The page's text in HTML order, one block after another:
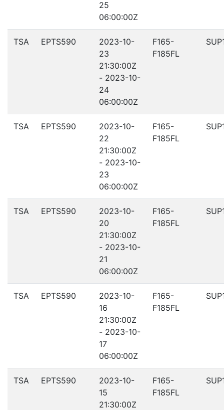
25
06:00:00Z
TSA EPTS590
2023-10-
23
21:30:00Z
- 2023-10-
24
06:00:00Z
F165-
F185FL
TSA EPTS590
2023-10-
22
21:30:00Z
- 2023-10-
23
06:00:00Z
F165-
F185FL
TSA EPTS590
2023-10-
20
21:30:00Z
- 2023-10-
21
06:00:00Z
F165-
F185FL
TSA EPTS590
2023-10-
16
21:30:00Z
- 2023-10-
17
06:00:00Z
F165-
F185FL
TSA EPTS590
2023-10-
15
21:30:00Z
F165-
F185FL